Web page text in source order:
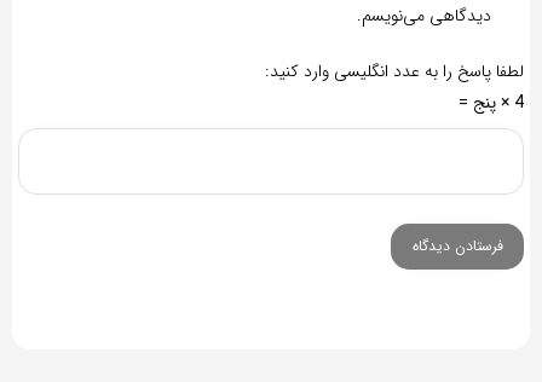
دیدگاهی می‌نویسم.
لطفا پاسخ را به عدد انگلیسی وارد کنید:
4 × پنج =